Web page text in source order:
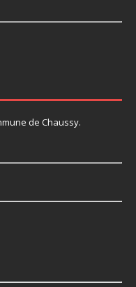
de Chaussy.